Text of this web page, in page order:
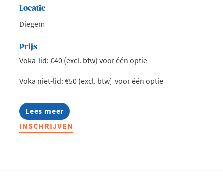
Locatie
Diegem
Prijs
Voka-lid: €40 (excl. btw) voor één optie
Voka niet-lid: €50 (excl. btw) voor één optie
Lees meer
about
Afterwork
@
INSCHRIJVEN